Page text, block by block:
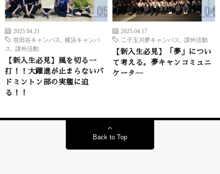
2025.04.21
世田谷キャンパス
横浜キャンパ
ス
課外活動
【新入生必見】風を切る一
打！！大躍進が止まらないバ
ドミントン部の実態に迫
る！！
2025.04.17
二子玉川夢キャンパス
課外活動
【新入生必見】「夢」につい
て考える。夢キャンコミュニ
ケータ―
Back to Top